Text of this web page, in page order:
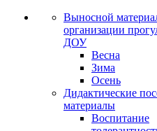
Выносной
организации
ДОУ
Весна
Зима
Осень
Дидактические
материалы
Воспитание